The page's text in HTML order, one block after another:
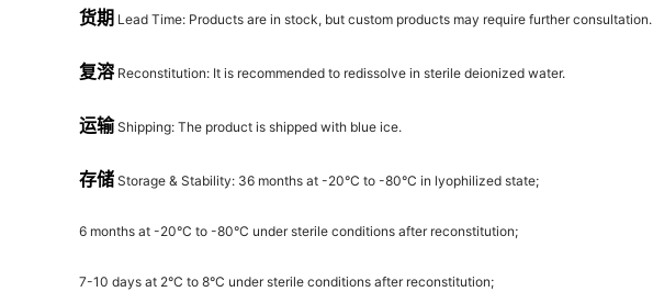
货期 Lead Time: Products are in stock, but custom products may require further consultation.
复溶Reconstitution: It is recommended to redissolve in sterile deionized water.
运输 Shipping: The product is shipped with blue ice.
存储 Storage & Stability: 36 months at -20°C to -80°C in lyophilized state;
6 months at -20°C to -80°C under sterile conditions after reconstitution;
7-10 days at 2°C to 8°C under sterile conditions after reconstitution;